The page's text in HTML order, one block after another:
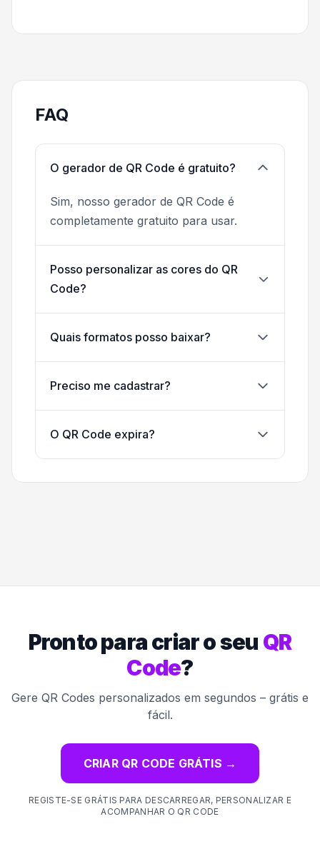
FAQ
O gerador de QR Code é gratuito?
Sim, nosso gerador de QR Code é
completamente gratuito para usar.
Posso personalizar as cores do QR
Code?
Quais formatos posso baixar?
Preciso me cadastrar?
O QR Code expira?
Pronto para criar o seu QR
Code?
Gere QR Codes personalizados em segundos – grátis e
fácil.
CRIAR QR CODE GRÁTIS →
REGISTE-SE GRÁTIS PARA DESCARREGAR, PERSONALIZAR E
ACOMPANHAR O QR CODE